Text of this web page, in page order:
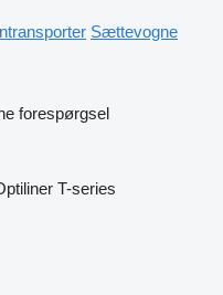
Sættevogne
forespørgsel
T-series